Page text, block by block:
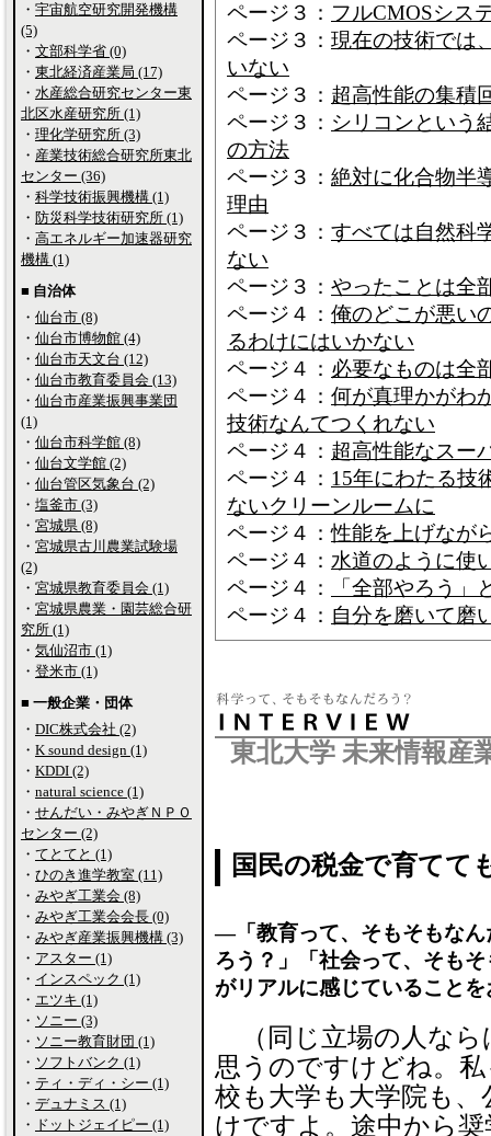
ページ３： フルCMOSシス
ページ３： 現在の技術では
いない
ページ３： 超高性能の集積
ページ３： シリコンという
の方法
ページ３： 絶対に化合物半
理由
ページ３： すべては自然科
ない
ページ３： やったことは全
ページ４： 俺のどこが悪い
るわけにはいかない
ページ４： 必要なものは全
ページ４： 何が真理かがわ
技術なんてつくれない
ページ４： 超高性能なスー
ページ４： 15年にわたる技
ないクリーンルームに
ページ４：性能を上げなが
ページ４： 水道のように使
ページ４：
「全部やろう
ページ４： 自分を磨いて磨
東北大学 未来情報
国民の税金で育てて
―「教育って、そもそもなん
ろう？」「社会って、そも
がリアルに感じていること
（同じ立場の人なら
思うのですけどね。
校も大学も大学院も
けですよ。途中から
・ 宇宙航空研究開発機構
(5)
・ 文部科学省 (0)
・ 東北経済産業局 (17)
・ 水産総合研究センター東
北区水産研究所 (1)
・ 理化学研究所 (3)
・ 産業技術総合研究所東北
センター (36)
・ 科学技術振興機構 (1)
・ 防災科学技術研究所 (1)
・ 高エネルギー加速器研究
機構 (1)
■ 自治体
・ 仙台市 (8)
・ 仙台市博物館 (4)
・ 仙台市天文台 (12)
・ 仙台市教育委員会 (13)
・ 仙台市産業振興事業団
(1)
・ 仙台市科学館 (8)
・ 仙台文学館 (2)
・ 仙台管区気象台 (2)
・ 塩釜市 (3)
・ 宮城県 (8)
・ 宮城県古川農業試験場
(2)
・ 宮城県教育委員会 (1)
・ 宮城県農業・園芸総合研
究所 (1)
・ 気仙沼市 (1)
・ 登米市 (1)
■ 一般企業・団体
・ DIC株式会社 (2)
・ K sound design (1)
・ KDDI (2)
・ natural science (1)
・ せんだい・みやぎＮＰＯ
センター (2)
・ てとてと (1)
・ ひのき進学教室 (11)
・ みやぎ工業会 (8)
・ みやぎ工業会会長 (0)
・ みやぎ産業振興機構 (3)
・ アスター (1)
・ インスペック (1)
・ エツキ (1)
・ ソニー (3)
・ ソニー教育財団 (1)
・ ソフトバンク (1)
・ ティ・ディ・シー (1)
・ デュナミス (1)
・ ドットジェイピー (1)